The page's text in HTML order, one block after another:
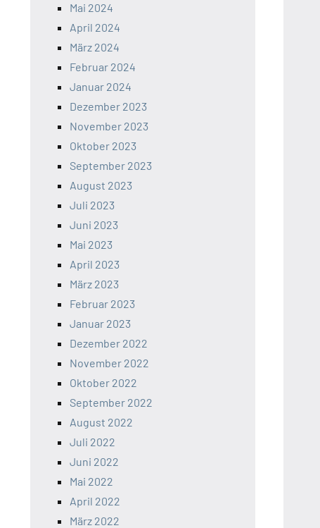
Mai 2024
April 2024
März 2024
Februar 2024
Januar 2024
Dezember 2023
November 2023
Oktober 2023
September 2023
August 2023
Juli 2023
Juni 2023
Mai 2023
April 2023
März 2023
Februar 2023
Januar 2023
Dezember 2022
November 2022
Oktober 2022
September 2022
August 2022
Juli 2022
Juni 2022
Mai 2022
April 2022
März 2022